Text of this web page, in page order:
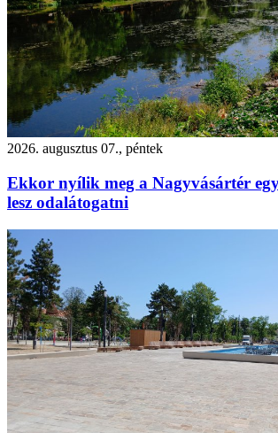
2026. augusztus 07., péntek
Ekkor nyílik meg a Nagyvásártér egy
lesz odalátogatni